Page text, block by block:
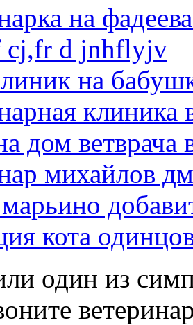
на
cj,fr d jnhflyjv
на
клиника
дом ветврача
михайлов
кота
один из